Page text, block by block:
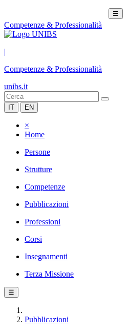
☰
Competenze & Professionalità
|
Competenze & Professionalità
unibs.it
IT EN
×
Home
Persone
Strutture
Competenze
Pubblicazioni
Professioni
Corsi
Insegnamenti
Terza Missione
☰
Pubblicazioni